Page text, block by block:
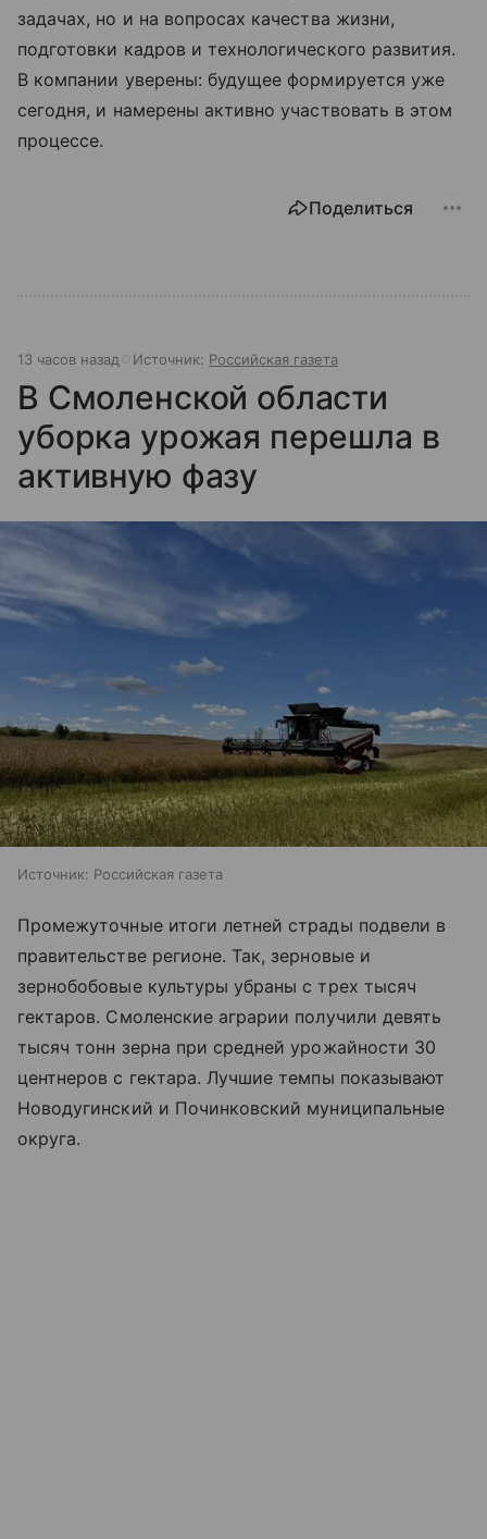
задачах, но и на вопросах качества жизни,
подготовки кадров и технологического развития.
В компании уверены: будущее формируется уже
сегодня, и намерены активно участвовать в этом
процессе.
Поделиться
13 часов назад Источник: Российская газета
В Смоленской области
уборка урожая перешла в
активную фазу
Источник: Российская газета
Промежуточные итоги летней страды подвели в
правительстве регионе. Так, зерновые и
зернобобовые культуры убраны с трех тысяч
гектаров. Смоленские аграрии получили девять
тысяч тонн зерна при средней урожайности 30
центнеров с гектара. Лучшие темпы показывают
Новодугинский и Починковский муниципальные
округа.